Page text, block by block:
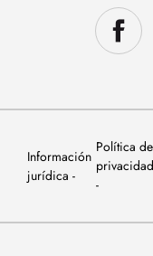
Información
jurídica
Política de
privacidad